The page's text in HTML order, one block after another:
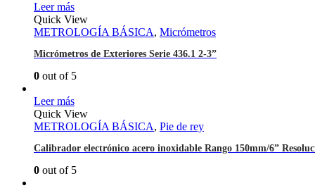
Leer más
Quick View
METROLOGÍA BÁSICA, Micrómetros
Micrómetros de Exteriores Serie 436.1 2-3”
0 out of 5
Leer más
Quick View
METROLOGÍA BÁSICA, Pie de rey
Calibrador electrónico acero inoxidable Rango 150mm/6”
0 out of 5